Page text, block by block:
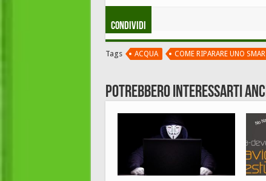
Condividi
Tags ACQUA COME RIPARARE UNO
Potrebbero interessarti